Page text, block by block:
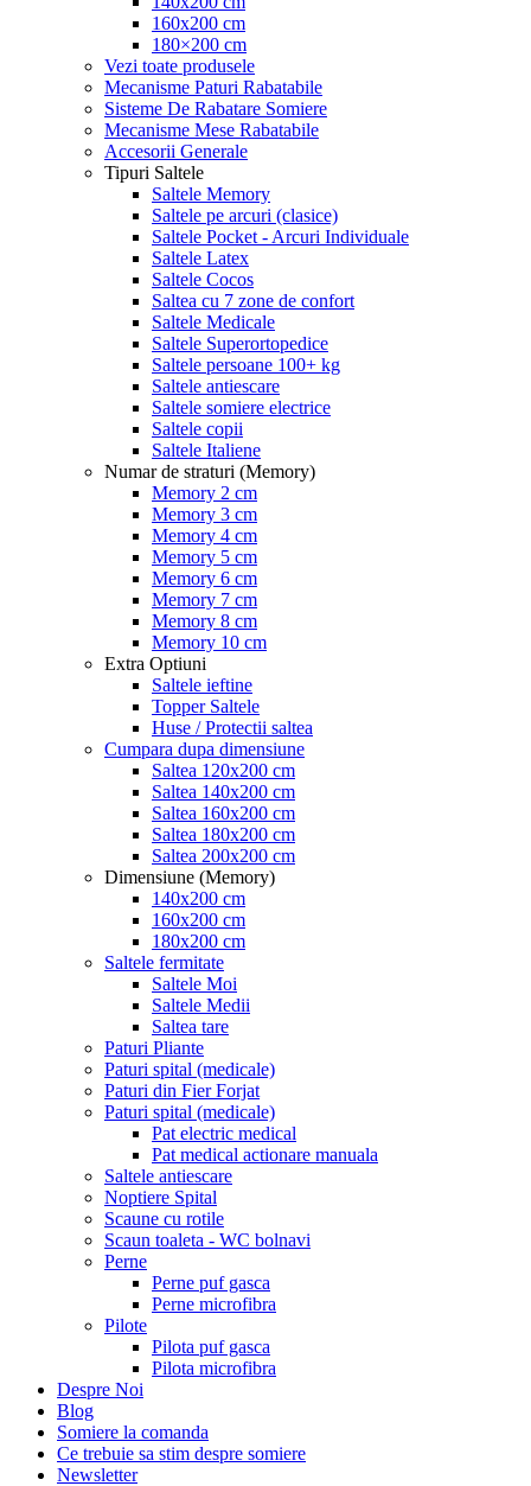
160x200 cm
180×200 cm
Vezi toate produsele
Mecanisme Paturi Rabatabile
Sisteme De Rabatare Somiere
Mecanisme Mese Rabatabile
Accesorii Generale
Tipuri Saltele
Saltele Memory
Saltele pe arcuri (clasice)
Saltele Pocket - Arcuri Individuale
Saltele Latex
Saltele Cocos
Saltea cu 7 zone de confort
Saltele Medicale
Saltele Superortopedice
Saltele persoane 100+ kg
Saltele antiescare
Saltele somiere electrice
Saltele copii
Saltele Italiene
Numar de straturi (Memory)
Memory 2 cm
Memory 3 cm
Memory 4 cm
Memory 5 cm
Memory 6 cm
Memory 7 cm
Memory 8 cm
Memory 10 cm
Extra Optiuni
Saltele ieftine
Topper Saltele
Huse / Protectii saltea
Cumpara dupa dimensiune
Saltea 120x200 cm
Saltea 140x200 cm
Saltea 160x200 cm
Saltea 180x200 cm
Saltea 200x200 cm
Dimensiune (Memory)
140x200 cm
160x200 cm
180x200 cm
Saltele fermitate
Saltele Moi
Saltele Medii
Saltea tare
Paturi Pliante
Paturi spital (medicale)
Paturi din Fier Forjat
Paturi spital (medicale)
Pat electric medical
Pat medical actionare manuala
Saltele antiescare
Noptiere Spital
Scaune cu rotile
Scaun toaleta - WC bolnavi
Perne
Perne puf gasca
Perne microfibra
Pilote
Pilota puf gasca
Pilota microfibra
Despre Noi
Blog
Somiere la comanda
Ce trebuie sa stim despre somiere
Newsletter